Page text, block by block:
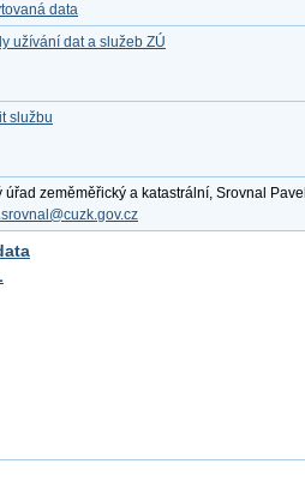
data
užívání dat a služeb ZÚ
službu
úřad zeměměřický a katastrální, Srovnal